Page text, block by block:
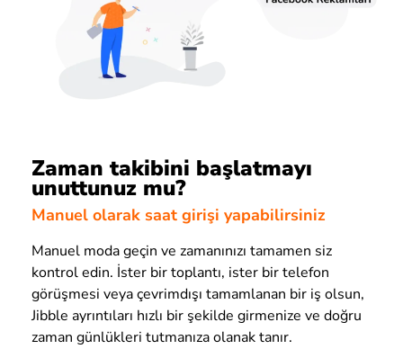
Zaman takibini başlatmayı
unuttunuz mu?
Manuel olarak saat girişi yapabilirsiniz
Manuel moda geçin ve zamanınızı tamamen siz
kontrol edin. İster bir toplantı, ister bir telefon
görüşmesi veya çevrimdışı tamamlanan bir iş olsun,
Jibble ayrıntıları hızlı bir şekilde girmenize ve doğru
zaman günlükleri tutmanıza olanak tanır.